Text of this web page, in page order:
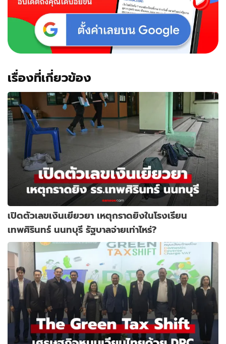
เรื่องที่เกี่ยวข้อง
เปิดตัวเลขเงินเยียวยา เหตุกราดยิงในโรงเรียน
เทพศิรินทร์ นนทบุรี รัฐบาลจ่ายเท่าไหร่?